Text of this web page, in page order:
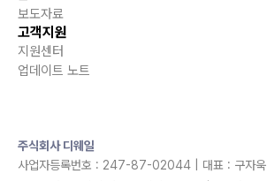
보도자료
고객지원
지원센터
업데이트 노트
주식회사 디웨일
사업자등록번호 : 247-87-02044 | 대표 : 구자욱